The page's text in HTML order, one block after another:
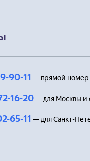
90-11 — прямой номер
16-20 — для Москвы и
65-11 — для Санкт-